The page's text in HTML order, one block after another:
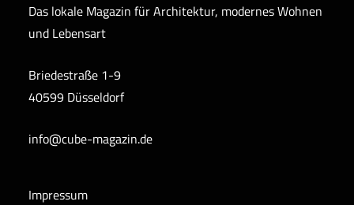
Das lokale Magazin für Architektur, modernes Wohnen
und Lebensart
Briedestraße 1-9
40599 Düsseldorf
info@cube-magazin.de
Impressum